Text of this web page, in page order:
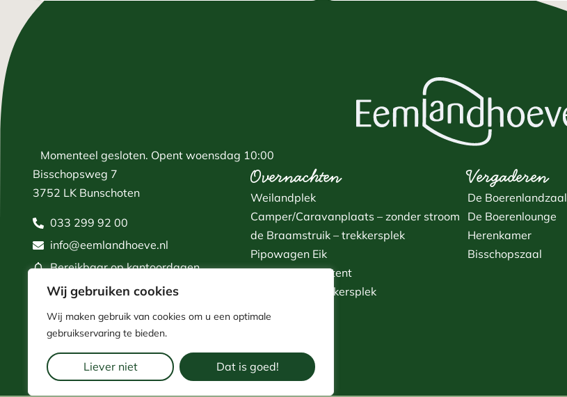
Wij gebruiken cookies
Wij maken gebruik van cookies om u een optimale
gebruikservaring te bieden.
Liever niet Dat is goed!
Momenteel gesloten. Opent woensdag 10:00
Bisschopsweg 7
3752 LK Bunschoten
033 299 92 00
info@eemlandhoeve.nl
Bereikbaar op kantoordagen
Overnachten
Weilandplek
Camper/Caravanplaats – zonder stroom
de Braamstruik – trekkersplek
Pipowagen Eik
Plek voor grote tent
Fluitekruit – trekkersplek
Vergaderen
De Boerenlandzaal
De Boerenlounge
Herenkamer
Bisschopszaal